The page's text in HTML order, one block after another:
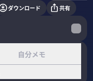
ダウンロード 共有
自分メモ